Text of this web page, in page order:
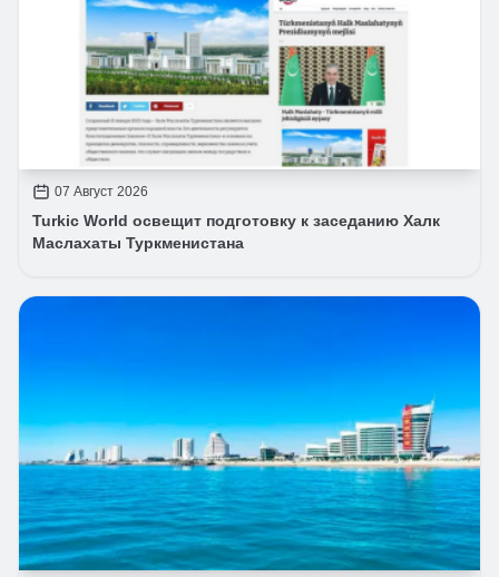
07 Август 2026
Turkic World освещит подготовку к заседанию Халк
Маслахаты Туркменистана